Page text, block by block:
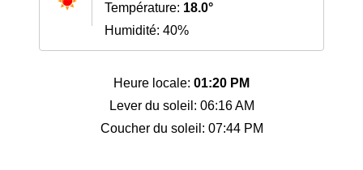
Température: 18.0°
Humidité: 40%
Heure locale: 01:20 PM
Lever du soleil: 06:16 AM
Coucher du soleil: 07:44 PM